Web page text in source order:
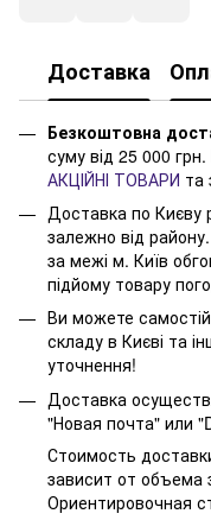
Доставка
Безкоштовна
суму від 25 000
АКЦІЙНІ ТОВАРИ та
Доставка по Києву
залежно від
за межі м. Київ
підйому товару
Ви можете
складу в Києві та
уточнення!
Доставка
"Новая почта" или
Стоимость
зависит от объема
Ориентировочная